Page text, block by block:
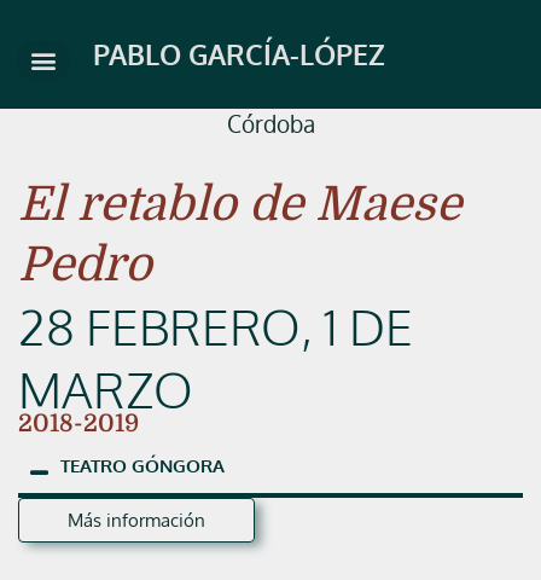
contenido
PABLO GARCÍA-LÓPEZ
Córdoba
El retablo de Maese
Pedro
28 FEBRERO, 1 DE
MARZO
2018-2019
TEATRO GÓNGORA
Más información